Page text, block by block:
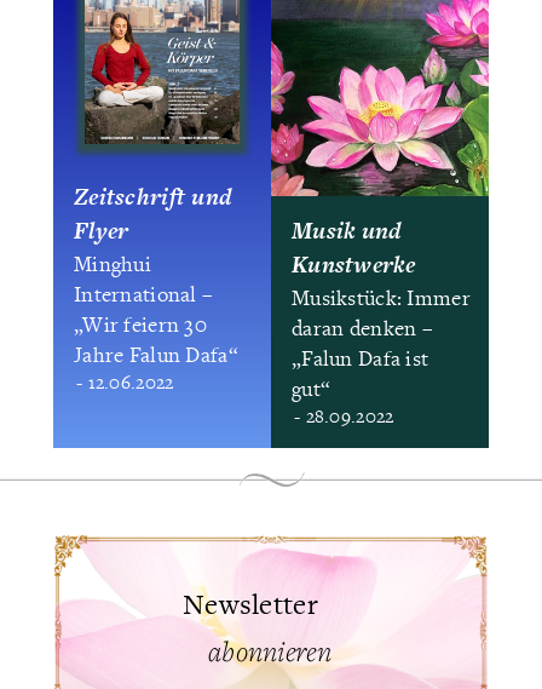
Zeitschrift und
Flyer
Minghui
International –
„Wir feiern 30
Jahre Falun Dafa“
- 12.06.2022
Musik und
Kunstwerke
Musikstück: Immer
daran denken –
„Falun Dafa ist
gut“
- 28.09.2022
abonnieren
Newsletter